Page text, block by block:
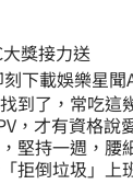
獎接力送
掌握明星動態 即刻下載娛樂
到了，常吃這
，才有資格說
堅持一週，腰
拒倒垃圾」